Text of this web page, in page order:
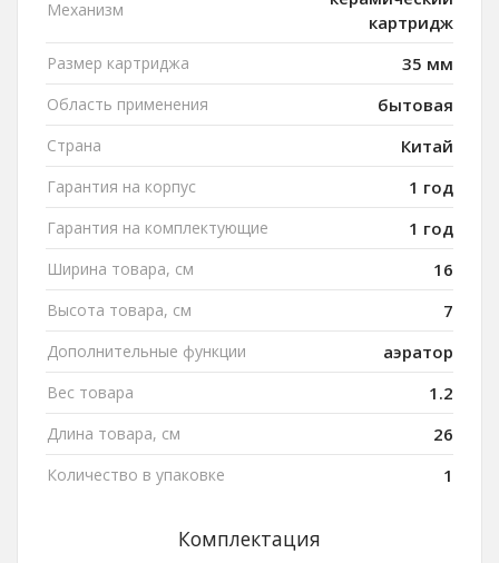
Механизм
картридж
Размер картриджа 35 мм
Область применения бытовая
Страна Китай
Гарантия на корпус 1 год
Гарантия на комплектующие 1 год
Ширина товара, см 16
Высота товара, см 7
Дополнительные функции аэратор
Вес товара 1.2
Длина товара, см 26
Количество в упаковке 1
Комплектация